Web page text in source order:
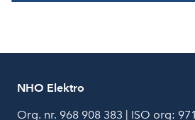
NHO Elektro
Org. nr. 968 908 383 | ISO org: